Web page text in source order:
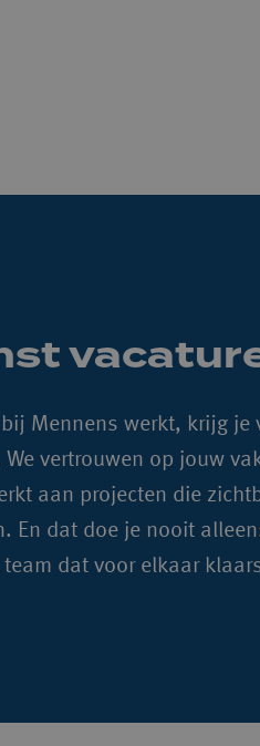
Mennens werkt, krijg je
vertrouwen op jouw
aan projecten die
En dat doe je nooit
dat voor elkaar